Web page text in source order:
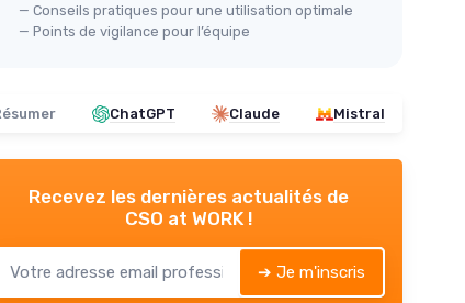
— Conseils pratiques pour une utilisation optimale
— Points de vigilance pour l’équipe
ChatGPT Claude Mistral
Recevez les dernières actualités de
CSO at WORK !
➔ Je m'inscris